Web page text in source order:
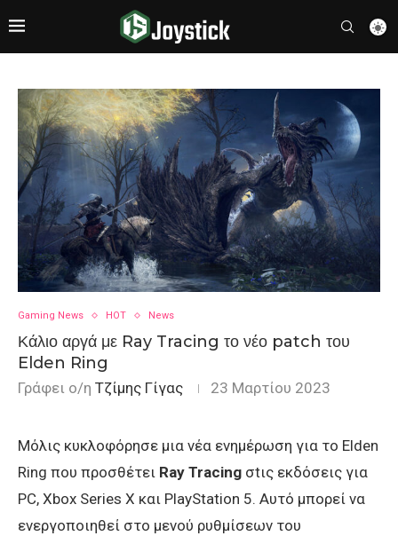
Gaming News HOT News
Κάλιο αργά με Ray Tracing το νέο patch του
Elden Ring
Γράφει ο/η Τζίμης Γίγας 23 Μαρτίου 2023
Μόλις κυκλοφόρησε μια νέα ενημέρωση για το Elden
Ring που προσθέτει Ray Tracing σtις εκδόσεις για
PC, Xbox Series X και PlayStation 5. Αυτό μπορεί να
ενεργοποιηθεί στο μενού ρυθμίσεων του